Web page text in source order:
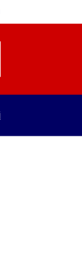
kapasiteli